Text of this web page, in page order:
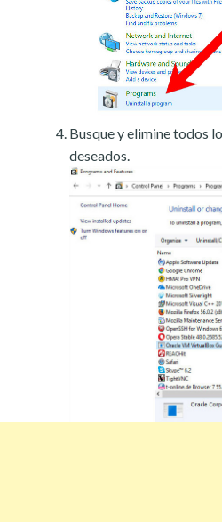
Busque y elimine todos
deseados.